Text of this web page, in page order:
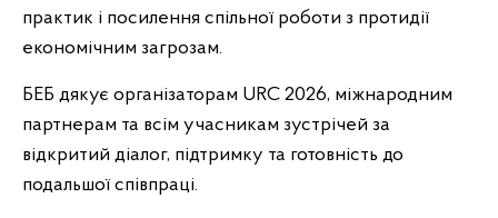
практик і посилення спільної роботи з протидії
економічним загрозам.
БЕБ дякує організаторам URC 2026, міжнародним
партнерам та всім учасникам зустрічей за
відкритий діалог, підтримку та готовність до
подальшої співпраці.